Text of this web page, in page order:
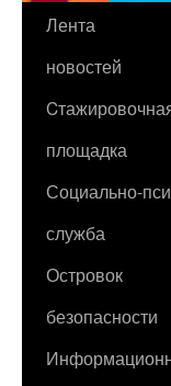
Перейти
содержимому
Лента
новостей
площадка
Социально-
служба
Островок
безопасности